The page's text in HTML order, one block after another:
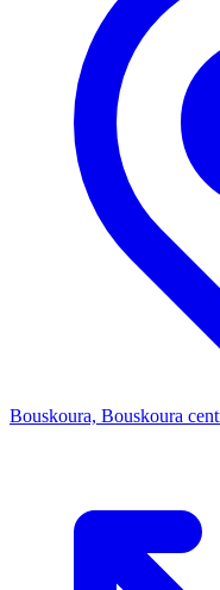
Bouskoura, Bouskoura